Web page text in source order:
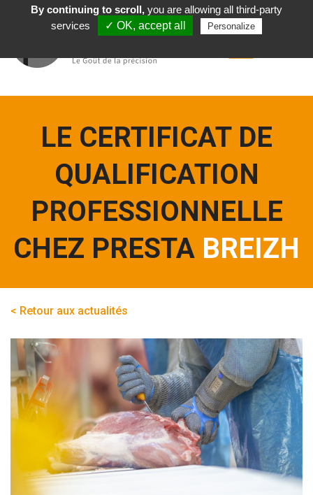
Tiếng Việt
LE CERTIFICAT DE
QUALIFICATION
PROFESSIONNELLE
CHEZ PRESTA BREIZH
< Retour aux actualités
By continuing to scroll,you are allowing all third-party
services
✓ OK, accept all Personalize